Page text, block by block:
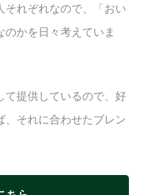
それぞれなので、「おい
のかを日々考えていま
て提供しているので、好
、それに合わせたブレン